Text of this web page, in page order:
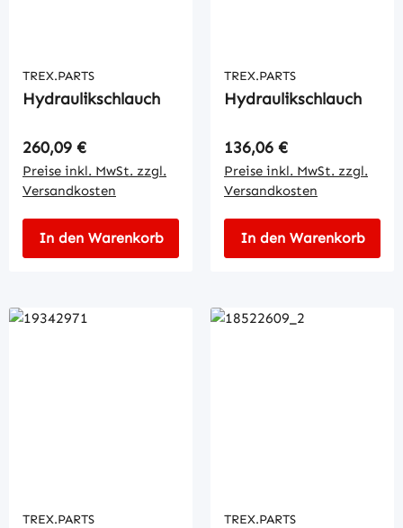
TREX.PARTS
Hydraulikschlauch
Regulärer Preis:
260,09 €
Preise inkl. MwSt. zzgl.
Versandkosten
In den Warenkorb
TREX.PARTS
Hydraulikschlauch
Regulärer Preis:
136,06 €
Preise inkl. MwSt. zzgl.
Versandkosten
In den Warenkorb
TREX.PARTS TREX.PARTS